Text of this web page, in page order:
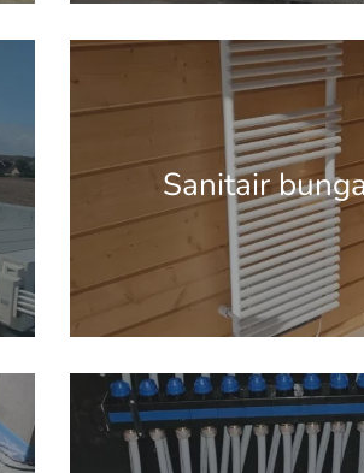
'.get_the_title().'
Sanitair
'.get_the_title().'